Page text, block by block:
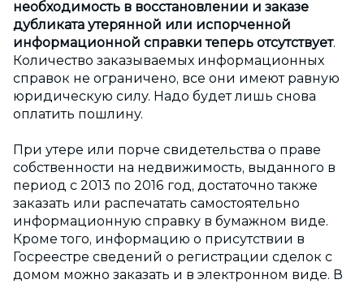
необходимость в восстановлении и заказе
дубликата утерянной или испорченной
информационной справки теперь отсутствует.
Количество заказываемых информационных
справок не ограничено, все они имеют равную
юридическую силу. Надо будет лишь снова
оплатить пошлину.
При утере или порче свидетельства о праве
собственности на недвижимость, выданного в
период с 2013 по 2016 год, достаточно также
заказать или распечатать самостоятельно
информационную справку в бумажном виде.
Кроме того, информацию о присутствии в
Госреестре сведений о регистрации сделок с
домом можно заказать и в электронном виде. В